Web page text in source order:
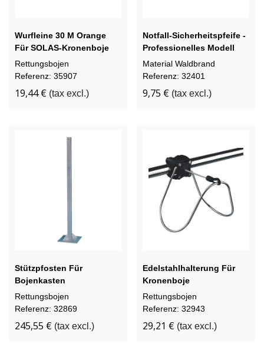
Wurfleine 30 M Orange
Für SOLAS-Kronenboje
Rettungsbojen
Referenz: 35907
19,44 € (tax excl.)
Notfall-Sicherheitspfeife -
Professionelles Modell
Material Waldbrand
Referenz: 32401
9,75 € (tax excl.)
Stützpfosten Für
Bojenkasten
Rettungsbojen
Referenz: 32869
245,55 € (tax excl.)
Edelstahlhalterung Für
Kronenboje
Rettungsbojen
Referenz: 32943
29,21 € (tax excl.)